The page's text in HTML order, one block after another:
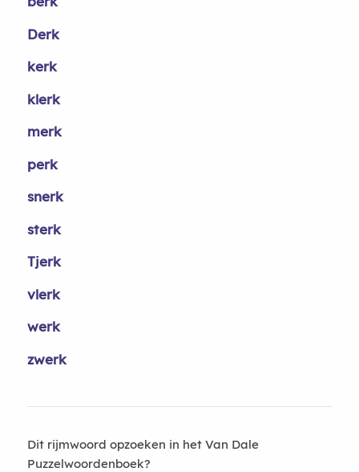
Derk
kerk
klerk
merk
perk
snerk
sterk
Tjerk
vlerk
werk
zwerk
Dit rijmwoord opzoeken in het Van Dale
Puzzelwoordenboek?